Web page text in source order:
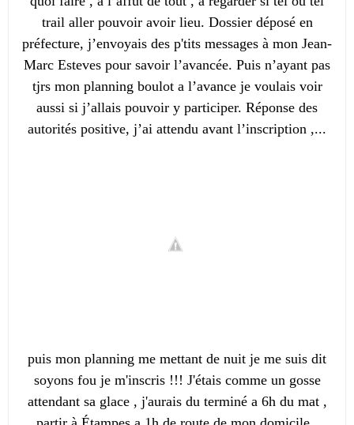
trail aller pouvoir avoir lieu. Dossier déposé en
préfecture, j’envoyais des p'tits messages à mon Jean-
Marc Esteves pour savoir l’avancée. Puis n’ayant pas
tjrs mon planning boulot a l’avance je voulais voir
aussi si j’allais pouvoir y participer. Réponse des
autorités positive, j’ai attendu avant l’inscription ,...
puis mon planning me mettant de nuit je me suis dit
soyons fou je m'inscris !!! J'étais comme un gosse
attendant sa glace , j'aurais du terminé a 6h du mat ,